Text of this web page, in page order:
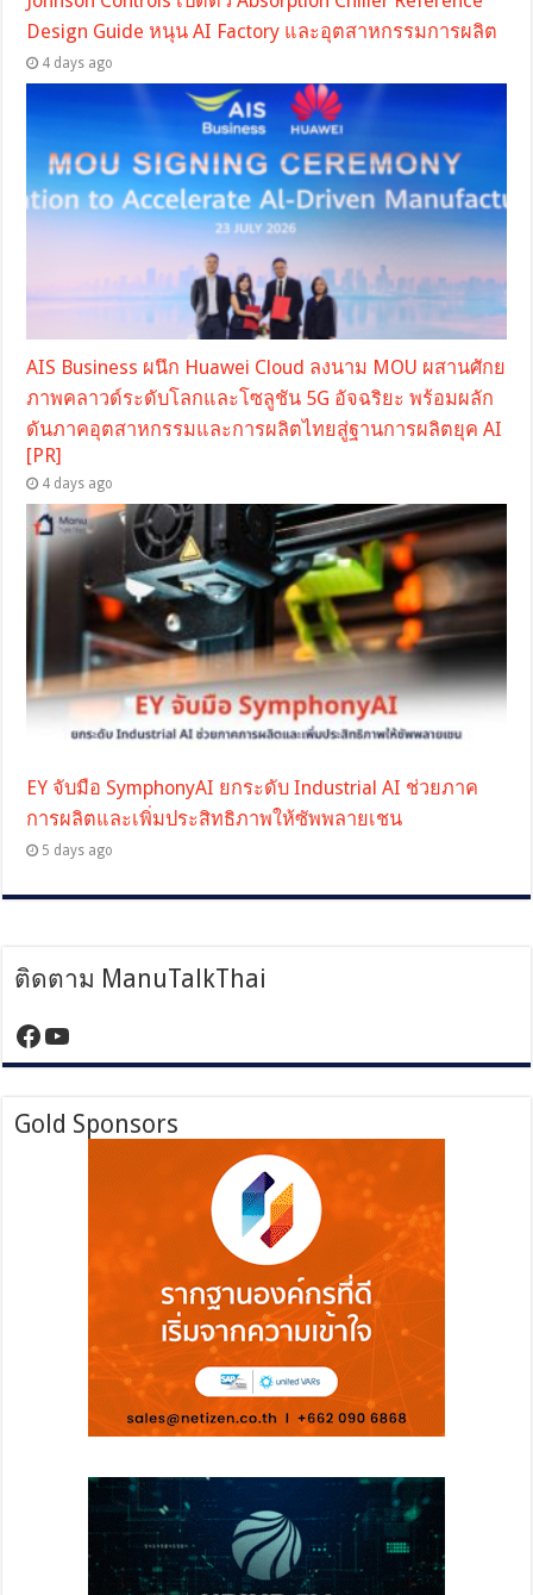
Design Guide หนุน AI Factory และอุตสาหกรรมการผลิต
4 days ago
AIS Business ผนึก Huawei Cloud ลงนาม MOU ผสานศักย
ภาพคลาวด์ระดับโลกและโซลูชัน 5G อัจฉริยะ พร้อมผลัก
ดันภาคอุตสาหกรรมและการผลิตไทยสู่ฐานการผลิตยุค AI
[PR]
4 days ago
EY จับมือ SymphonyAI ยกระดับ Industrial AI ช่วยภาค
การผลิตและเพิ่มประสิทธิภาพให้ซัพพลายเชน
5 days ago
ติดตาม ManuTalkThai
https://www.facebook.com/
YouTube
Gold Sponsors